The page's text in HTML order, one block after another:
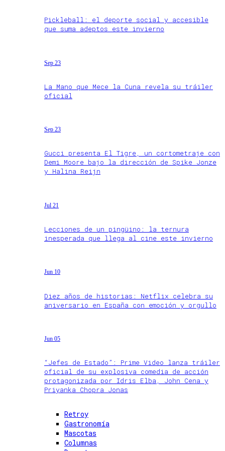
Pickleball: el deporte social y accesible
que suma adeptos este invierno
Sep 23
La Mano que Mece la Cuna revela su tráiler
oficial
Sep 23
Gucci presenta El Tigre, un cortometraje con
Demi Moore bajo la dirección de Spike Jonze
y Halina Reijn
Jul 21
Lecciones de un pingüino: la ternura
inesperada que llega al cine este invierno
Jun 10
Diez años de historias: Netflix celebra su
aniversario en España con emoción y orgullo
Jun 05
“Jefes de Estado”: Prime Video lanza tráiler
oficial de su explosiva comedia de acción
protagonizada por Idris Elba, John Cena y
Priyanka Chopra Jonas
Retroy
Gastronomía
Mascotas
Columnas